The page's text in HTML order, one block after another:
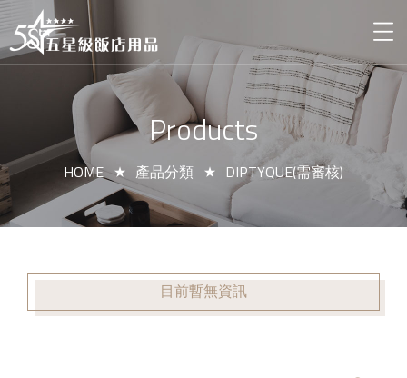
Products
HOME 產品分類 DIPTYQUE(需審核)
目前暫無資訊